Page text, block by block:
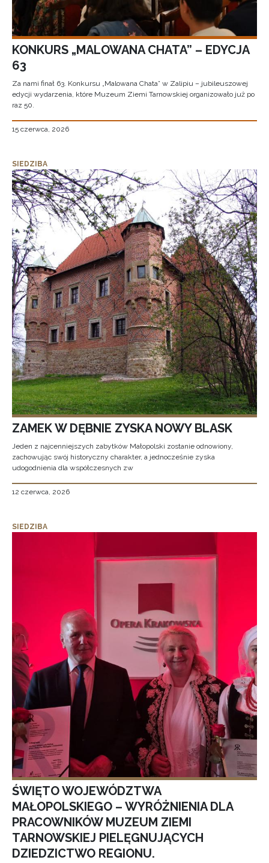
KONKURS „MALOWANA CHATA” – EDYCJA
63
Za nami finał 63. Konkursu „Malowana Chata” w Zalipiu – jubileuszowej
edycji wydarzenia, które Muzeum Ziemi Tarnowskiej organizowało już po
raz 50.
15 czerwca, 2026
SIEDZIBA
ZAMEK W DĘBNIE ZYSKA NOWY BLASK
Jeden z najcenniejszych zabytków Małopolski zostanie odnowiony,
zachowując swój historyczny charakter, a jednocześnie zyska
udogodnienia dla współczesnych zw
12 czerwca, 2026
SIEDZIBA
ŚWIĘTO WOJEWÓDZTWA
MAŁOPOLSKIEGO – WYRÓŻNIENIA DLA
PRACOWNIKÓW MUZEUM ZIEMI
TARNOWSKIEJ PIELĘGNUJĄCYCH
DZIEDZICTWO REGIONU.